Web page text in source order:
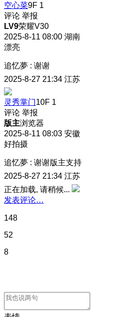
空心菜9F 1
评论 举报
LV9荣耀V30
2025-8-11 08:00 湖南
漂亮
追忆夢 : 谢谢
2025-8-27 21:34 江苏
灵秀掌门10F 1
评论 举报
版主浏览器
2025-8-11 08:03 安徽
好拍摄
追忆夢 : 谢谢版主支持
2025-8-27 21:34 江苏
正在加载, 请稍候...
发表评论…
148
52
8